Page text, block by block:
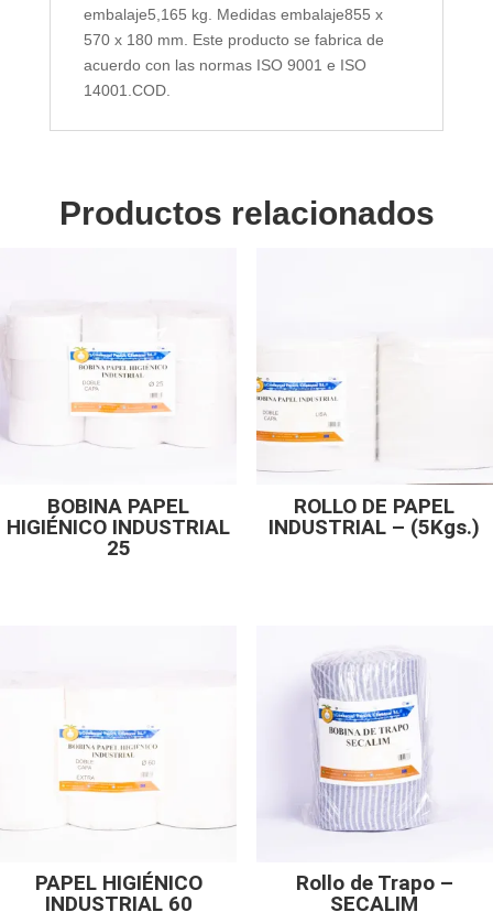
embalaje5,165 kg. Medidas embalaje855 x
570 x 180 mm. Este producto se fabrica de
acuerdo con las normas ISO 9001 e ISO
14001.COD.
Productos relacionados
BOBINA PAPEL
HIGIÉNICO INDUSTRIAL
25
ROLLO DE PAPEL
INDUSTRIAL – (5Kgs.)
PAPEL HIGIÉNICO
INDUSTRIAL 60
Rollo de Trapo –
SECALIM